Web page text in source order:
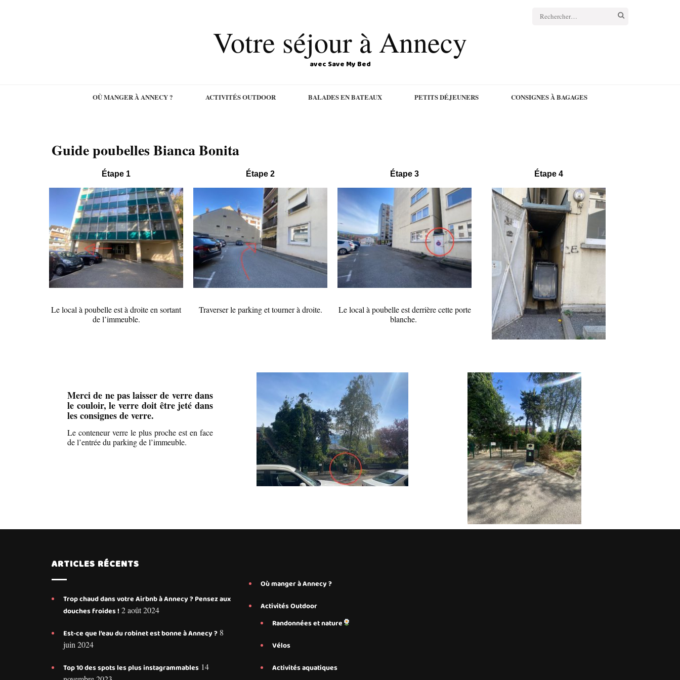
Votre séjour à Annecy
avec Save My Bed
OÙ MANGER À ANNECY ? ACTIVITÉS OUTDOOR BALADES EN BATEAUX PETITS DÉJEUNERS CONSIGNES À BAGAGES
Guide poubelles Bianca Bonita
Étape 1
Le local à poubelle est à droite en sortant
de l’immeuble.
Étape 2
Traverser le parking et tourner à droite.
Étape 3
Le local à poubelle est derrière cette porte
blanche.
Étape 4
Merci de ne pas laisser de verre dans
le couloir, le verre doit être jeté dans
les consignes de verre.
Le conteneur verre le plus proche est en face
de l’entrée du parking de l’immeuble.
ARTICLES RÉCENTS
Trop chaud dans votre Airbnb à Annecy ? Pensez aux
douches froides ! 2 août 2024
Est-ce que l’eau du robinet est bonne à Annecy ? 8
juin 2024
Top 10 des spots les plus instagrammables 14
Où manger à Annecy ?
Activités Outdoor
Randonnées et nature
Vélos
Activités aquatiques